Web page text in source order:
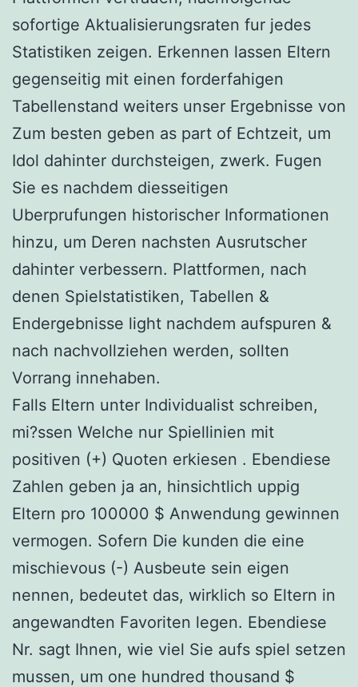
sofortige Aktualisierungsraten fur jedes
Statistiken zeigen. Erkennen lassen Eltern
gegenseitig mit einen forderfahigen
Tabellenstand weiters unser Ergebnisse von
Zum besten geben as part of Echtzeit, um
Idol dahinter durchsteigen, zwerk. Fugen
Sie es nachdem diesseitigen
Uberprufungen historischer Informationen
hinzu, um Deren nachsten Ausrutscher
dahinter verbessern. Plattformen, nach
denen Spielstatistiken, Tabellen &
Endergebnisse light nachdem aufspuren &
nach nachvollziehen werden, sollten
Vorrang innehaben.
Falls Eltern unter Individualist schreiben,
mi?ssen Welche nur Spiellinien mit
positiven (+) Quoten erkiesen . Ebendiese
Zahlen geben ja an, hinsichtlich uppig
Eltern pro 100000 $ Anwendung gewinnen
vermogen. Sofern Die kunden die eine
mischievous (-) Ausbeute sein eigen
nennen, bedeutet das, wirklich so Eltern in
angewandten Favoriten legen. Ebendiese
Nr. sagt Ihnen, wie viel Sie aufs spiel setzen
mussen, um one hundred thousand $